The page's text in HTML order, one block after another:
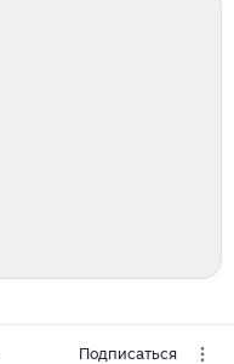
Подписаться